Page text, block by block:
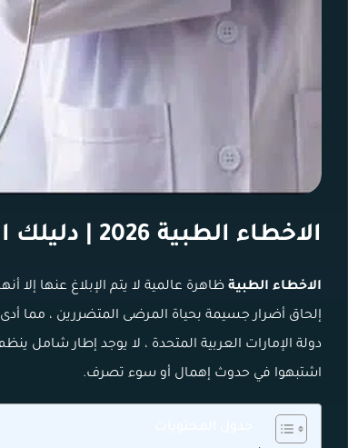
الاخطاء الطبية 2026 | دليلك القانوني الشامل
الاخطاء الطبية ظاهرة عالمية لا يتم الإبلاغ عنها
إلحاق أضرار جسيمة بحياة المرضى المتضررين ، مما
دولة الإمارات العربية المتحدة ، لا يوجد إطار شامل
اشتبهوا في حدوث إهمال أو سوء تصرف.